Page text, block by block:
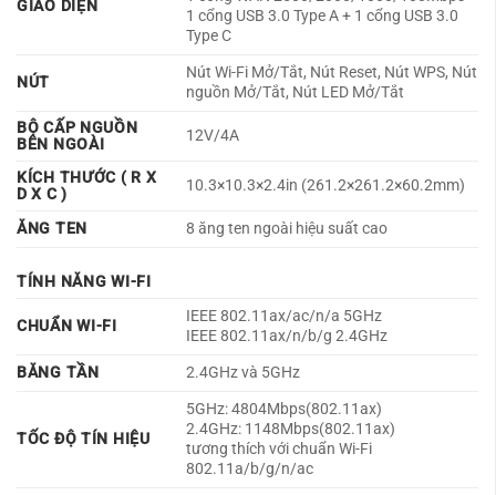
GIAO DIỆN
1 cổng USB 3.0 Type A + 1 cổng USB 3.0
Type C
NÚT
Nút Wi-Fi Mở/Tắt, Nút Reset, Nút WPS, Nút
nguồn Mở/Tắt, Nút LED Mở/Tắt
BỘ CẤP NGUỒN
BÊN NGOÀI
12V/4A
KÍCH THƯỚC ( R X
D X C )
10.3×10.3×2.4in (261.2×261.2×60.2mm)
ĂNG TEN 8 ăng ten ngoài hiệu suất cao
TÍNH NĂNG WI-FI
CHUẨN WI-FI
IEEE 802.11ax/ac/n/a 5GHz
IEEE 802.11ax/n/b/g 2.4GHz
BĂNG TẦN
2.4GHz và 5GHz
TỐC ĐỘ TÍN HIỆU
5GHz: 4804Mbps(802.11ax)
2.4GHz: 1148Mbps(802.11ax)
tương thích với chuẩn Wi-Fi
802.11a/b/g/n/ac